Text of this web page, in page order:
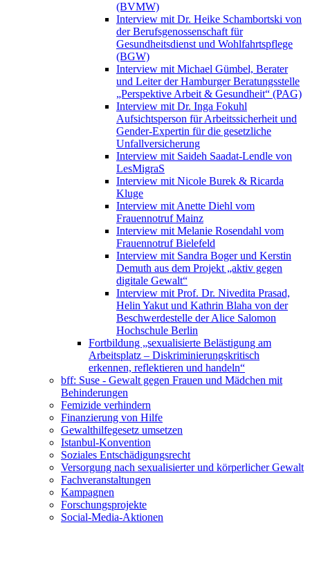
(BVMW)
Interview mit Dr. Heike Schambortski von
der Berufsgenossenschaft für
Gesundheitsdienst und Wohlfahrtspflege
(BGW)
Interview mit Michael Gümbel, Berater
und Leiter der Hamburger Beratungsstelle
„Perspektive Arbeit & Gesundheit“ (PAG)
Interview mit Dr. Inga Fokuhl
Aufsichtsperson für Arbeitssicherheit und
Gender-Expertin für die gesetzliche
Unfallversicherung
Interview mit Saideh Saadat-Lendle von
LesMigraS
Interview mit Nicole Burek & Ricarda
Kluge
Interview mit Anette Diehl vom
Frauennotruf Mainz
Interview mit Melanie Rosendahl vom
Frauennotruf Bielefeld
Interview mit Sandra Boger und Kerstin
Demuth aus dem Projekt „aktiv gegen
digitale Gewalt“
Interview mit Prof. Dr. Nivedita Prasad,
Helin Yakut und Kathrin Blaha von der
Beschwerdestelle der Alice Salomon
Hochschule Berlin
Fortbildung „sexualisierte Belästigung am
Arbeitsplatz – Diskriminierungskritisch
erkennen, reflektieren und handeln“
bff: Suse - Gewalt gegen Frauen und Mädchen mit
Behinderungen
Femizide verhindern
Finanzierung von Hilfe
Gewalthilfegesetz umsetzen
Istanbul-Konvention
Soziales Entschädigungsrecht
Versorgung nach sexualisierter und körperlicher Gewalt
Fachveranstaltungen
Kampagnen
Forschungsprojekte
Social-Media-Aktionen